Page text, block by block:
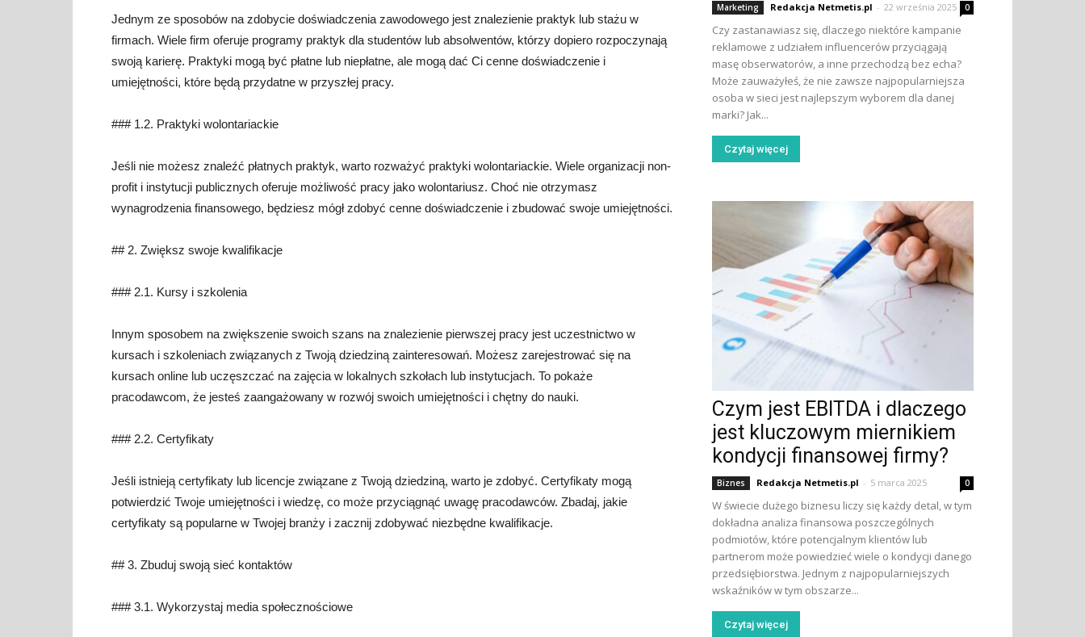
Jednym ze sposobów na zdobycie doświadczenia zawodowego jest znalezienie praktyk lub stażu w
firmach. Wiele firm oferuje programy praktyk dla studentów lub absolwentów, którzy dopiero rozpoczynają
swoją karierę. Praktyki mogą być płatne lub niepłatne, ale mogą dać Ci cenne doświadczenie i
umiejętności, które będą przydatne w przyszłej pracy.
### 1.2. Praktyki wolontariackie
Jeśli nie możesz znaleźć płatnych praktyk, warto rozważyć praktyki wolontariackie. Wiele organizacji non-
profit i instytucji publicznych oferuje możliwość pracy jako wolontariusz. Choć nie otrzymasz
wynagrodzenia finansowego, będziesz mógł zdobyć cenne doświadczenie i zbudować swoje umiejętności.
## 2. Zwiększ swoje kwalifikacje
### 2.1. Kursy i szkolenia
Innym sposobem na zwiększenie swoich szans na znalezienie pierwszej pracy jest uczestnictwo w
kursach i szkoleniach związanych z Twoją dziedziną zainteresowań. Możesz zarejestrować się na
kursach online lub uczęszczać na zajęcia w lokalnych szkołach lub instytucjach. To pokaże
pracodawcom, że jesteś zaangażowany w rozwój swoich umiejętności i chętny do nauki.
### 2.2. Certyfikaty
Jeśli istnieją certyfikaty lub licencje związane z Twoją dziedziną, warto je zdobyć. Certyfikaty mogą
potwierdzić Twoje umiejętności i wiedzę, co może przyciągnąć uwagę pracodawców. Zbadaj, jakie
certyfikaty są popularne w Twojej branży i zacznij zdobywać niezbędne kwalifikacje.
## 3. Zbuduj swoją sieć kontaktów
### 3.1. Wykorzystaj media społecznościowe
Marketing Redakcja Netmetis.pl - 22 września 2025 0
Czy zastanawiasz się, dlaczego niektóre kampanie
reklamowe z udziałem influencerów przyciągają
masę obserwatorów, a inne przechodzą bez echa?
Może zauważyłeś, że nie zawsze najpopularniejsza
osoba w sieci jest najlepszym wyborem dla danej
marki? Jak...
Czytaj więcej
Czym jest EBITDA i dlaczego
jest kluczowym miernikiem
kondycji finansowej firmy?
Biznes Redakcja Netmetis.pl - 5 marca 2025 0
W świecie dużego biznesu liczy się każdy detal, w tym
dokładna analiza finansowa poszczególnych
podmiotów, które potencjalnym klientów lub
partnerom może powiedzieć wiele o kondycji danego
przedsiębiorstwa. Jednym z najpopularniejszych
wskaźników w tym obszarze...
Czytaj więcej